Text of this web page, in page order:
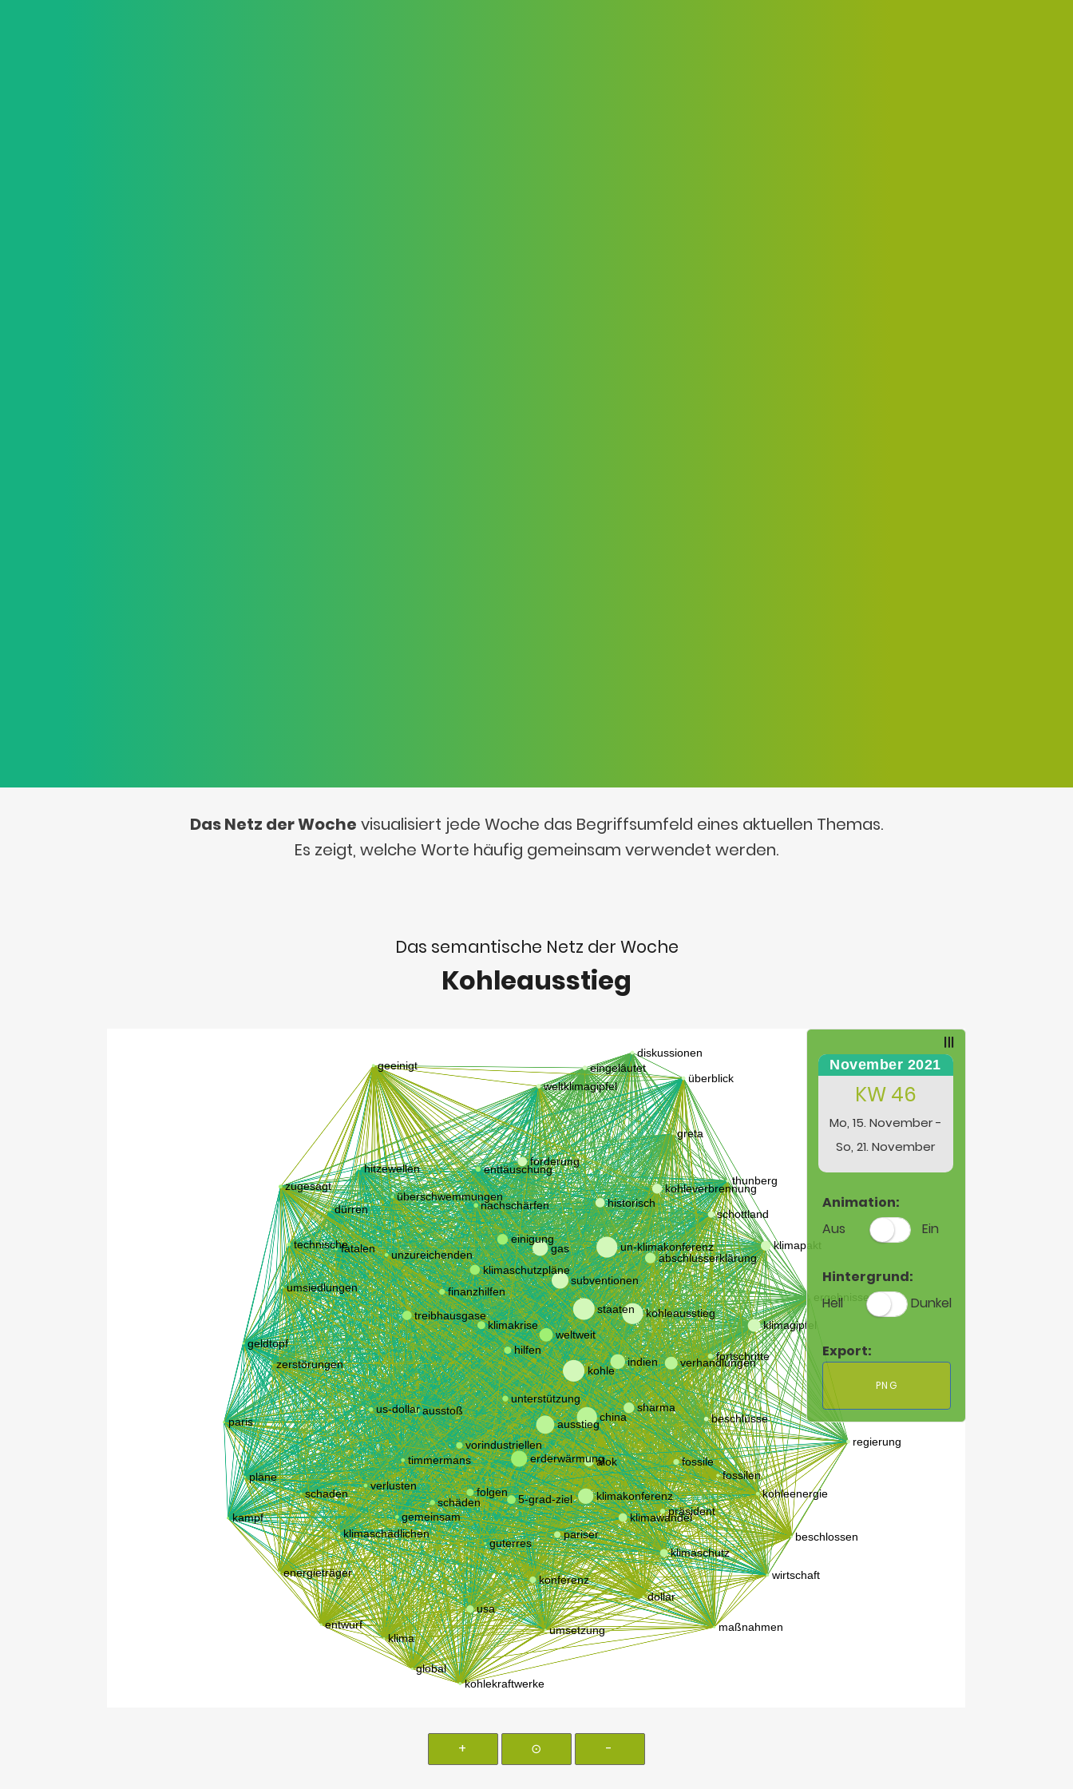
Das Netz der Woche visualisiert jede Woche das Begriffsumfeld eines aktuellen Themas.
Es zeigt, welche Worte häufig gemeinsam verwendet werden.
Das semantische Netz der Woche
Kohleausstieg
+ ⊙ -
November 2021
KW 46
Mo, 15. November -
So, 21. November
Animation:
Aus
Ein
Hintergrund:
Hell
Dunkel
Export:
PNG